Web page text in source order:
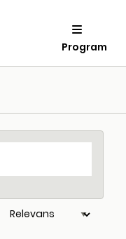
Program